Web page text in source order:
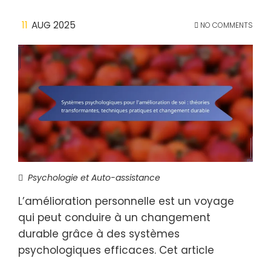
11 AUG 2025 NO COMMENTS
Psychologie et Auto-assistance
L’amélioration personnelle est un voyage
qui peut conduire à un changement
durable grâce à des systèmes
psychologiques efficaces. Cet article